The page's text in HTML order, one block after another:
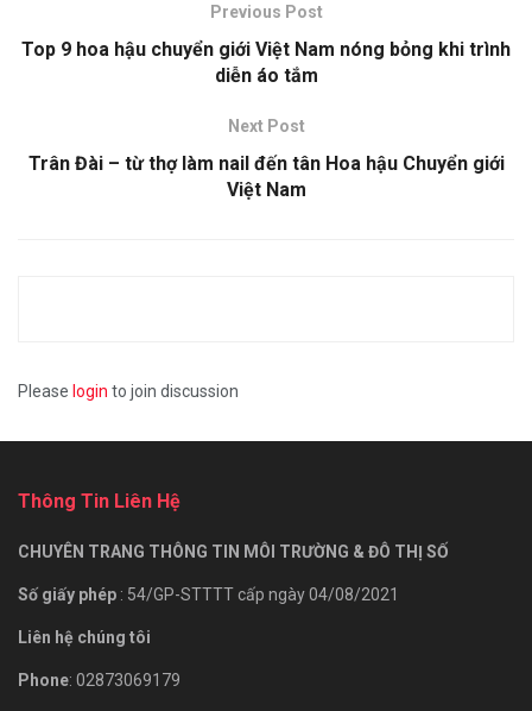
Previous Post
Top 9 hoa hậu chuyển giới Việt Nam nóng bỏng khi trình
diễn áo tắm
Next Post
Trân Đài – từ thợ làm nail đến tân Hoa hậu Chuyển giới
Việt Nam
Please login to join discussion
Thông Tin Liên Hệ
CHUYÊN TRANG THÔNG TIN MÔI TRƯỜNG & ĐÔ THỊ SỐ
Số giấy phép : 54/GP-STTTT cấp ngày 04/08/2021
Liên hệ chúng tôi
Phone: 02873069179